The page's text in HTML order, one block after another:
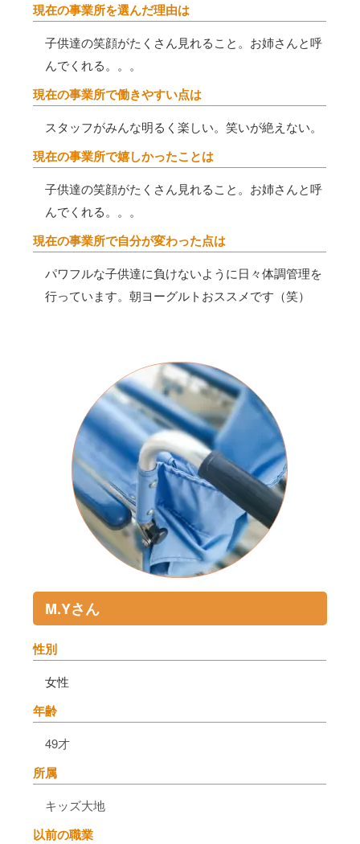
現在の事業所を選んだ理由は
子供達の笑顔がたくさん見れること。お姉さんと呼
んでくれる。。。
現在の事業所で働きやすい点は
スタッフがみんな明るく楽しい。笑いが絶えない。
現在の事業所で嬉しかったことは
子供達の笑顔がたくさん見れること。お姉さんと呼
んでくれる。。。
現在の事業所で自分が変わった点は
パワフルな子供達に負けないように日々体調管理を
行っています。朝ヨーグルトおススメです（笑）
M.Yさん
性別
女性
年齢
49才
所属
キッズ大地
以前の職業